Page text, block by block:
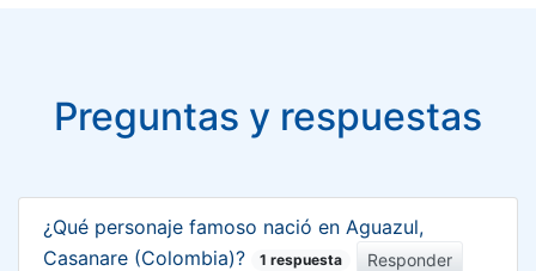
Preguntas y respuestas
¿Qué personaje famoso nació en Aguazul,
Casanare (Colombia)?
1 respuesta Responder